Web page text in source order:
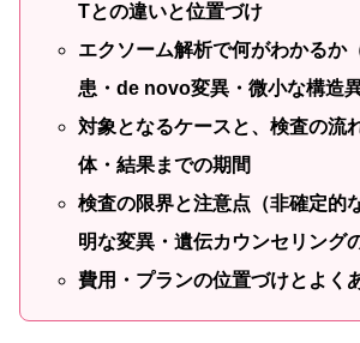
Tとの違いと位置づけ
エクソーム解析で何がわかるか
患・de novo変異・微小な構造異
対象となるケースと、検査の流
体・結果までの期間
検査の限界と注意点（非確定的
明な変異・遺伝カウンセリング
費用・プランの位置づけとよく